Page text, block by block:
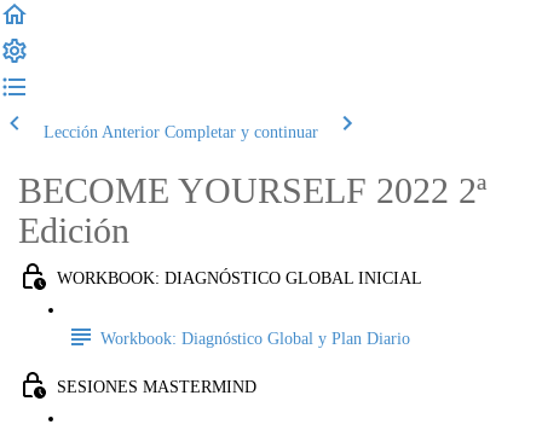
Lección Anterior Completar y continuar
BECOME YOURSELF 2022 2ª
Edición
WORKBOOK: DIAGNÓSTICO GLOBAL INICIAL
Workbook: Diagnóstico Global y Plan Diario
SESIONES MASTERMIND